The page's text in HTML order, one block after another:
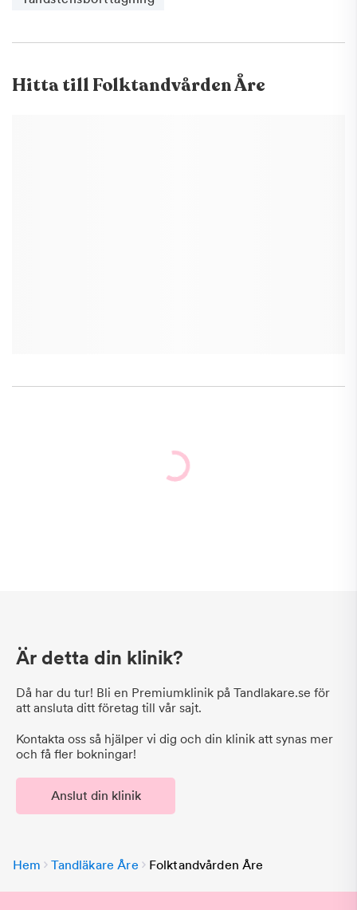
Hitta till Folktandvården Åre
Är detta din klinik?
Då har du tur! Bli en Premiumklinik på Tandlakare.se för
att ansluta ditt företag till vår sajt.
Kontakta oss så hjälper vi dig och din klinik att synas mer
och få fler bokningar!
Anslut din klinik
Hem Tandläkare Åre Folktandvården Åre